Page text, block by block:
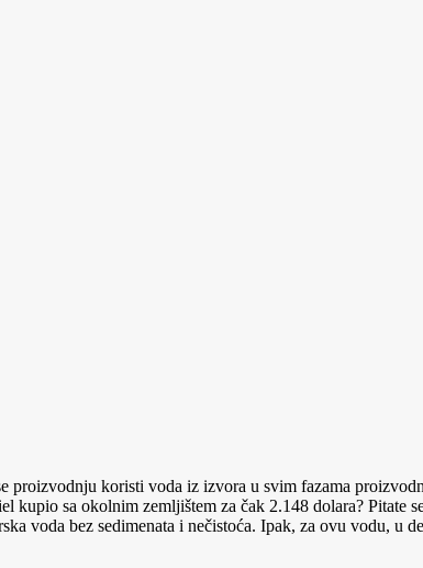
proizvodnju koristi voda iz izvora u svim fazama
sa okolnim zemljištem za čak 2.148 dolara? Pitate
voda bez sedimenata i nečistoća. Ipak, za ovu vodu, u